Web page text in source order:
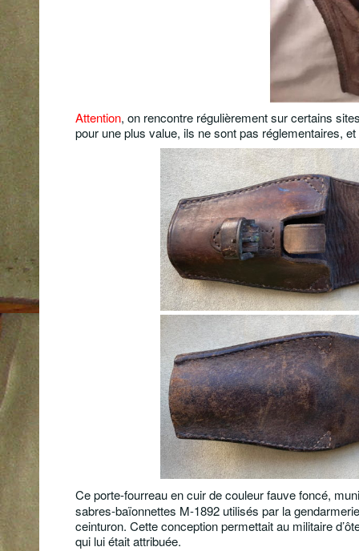
Attention, on rencontre régulièrement sur certains
pour une plus value, ils ne sont pas réglementaires,
Ce porte-fourreau en cuir de couleur fauve foncé,
sabres-baïonnettes M-1892 utilisés par la
ceinturon. Cette conception permettait au militaire
qui lui était attribuée.